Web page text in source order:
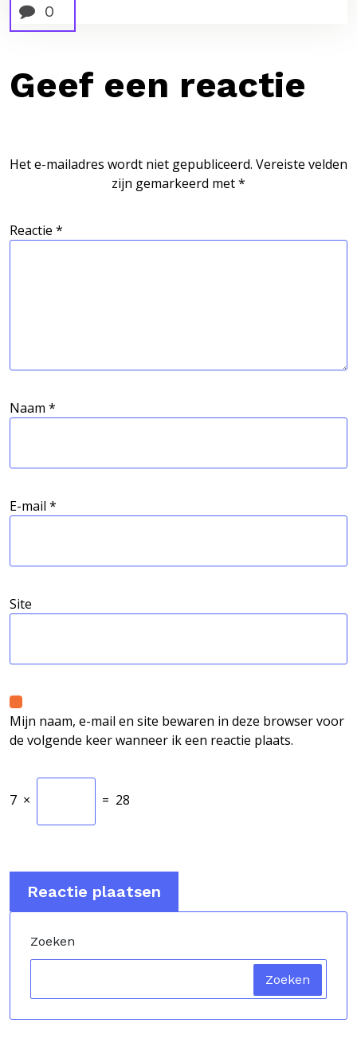
0
Geef een reactie
Het e-mailadres wordt niet gepubliceerd. Vereiste velden
zijn gemarkeerd met*
Reactie *
Naam *
E-mail *
Site
Mijn naam, e-mail en site bewaren in deze browser voor
de volgende keer wanneer ik een reactie plaats.
7 × = 28
Zoeken
Zoeken